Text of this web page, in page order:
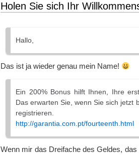
Holen Sie sich Ihr
Hallo,
Das ist ja wieder genau mein Name!
Ein 200% Bonus hilft Ihnen, Ihre
Das erwarten Sie, wenn Sie sich jetzt
registrieren.
http://garantia.com.pt/fourteenth.html
Wenn mir das Dreifache des Geldes,